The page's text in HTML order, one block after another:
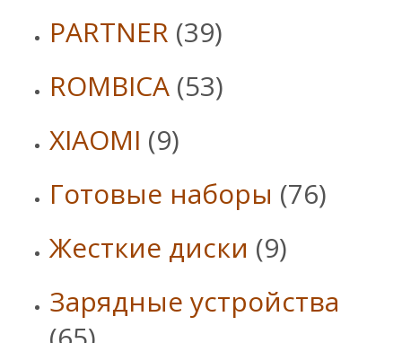
PARTNER (39)
ROMBICA (53)
XIAOMI (9)
Готовые наборы (76)
Жесткие диски (9)
Зарядные устройства